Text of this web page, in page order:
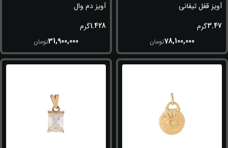
آویز قفل تیفانی
3.47گرم
78,100,000تومان
آویز دم وال
1.428گرم
31,900,000تومان